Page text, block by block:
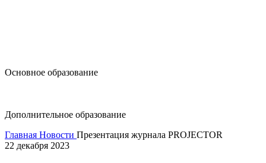
Основное образование
Дополнительное образование
Главная Новости Презентация журнала PROJECTOR
22 декабря 2023